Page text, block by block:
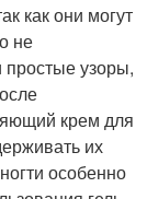
как они могут
не
простые узоры,
крем для
их
особенно